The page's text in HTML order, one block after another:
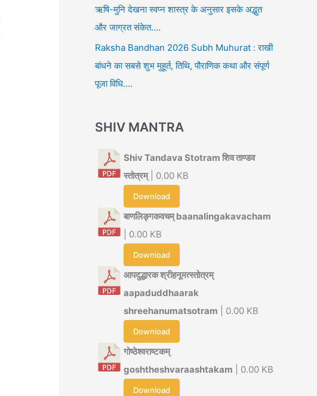
ऋषि-मुनि देखना स्वप्न शास्त्र के अनुसार इसके अद्भुत
और जाग्रत संकेत….
Raksha Bandhan 2026 Subh Muhurat : राखी
बांधने का सबसे शुभ मुहूर्त, तिथि, पौराणिक कथा और संपूर्ण
पूजा विधि….
SHIV MANTRA
Shiv Tandava Stotram शिव ताण्डव
स्तोत्रम्| 0.00 KB
Download
बाणलिङ्गकवचम् baanalingakavacham
| 0.00 KB
Download
आपदुद्धारक श्रीहनूमत्स्तोत्रम्
aapaduddhaarak
shreehanumatsotram | 0.00 KB
Download
गोष्ठेश्वराष्टकम्
goshtheshvaraashtakam | 0.00 KB
Download